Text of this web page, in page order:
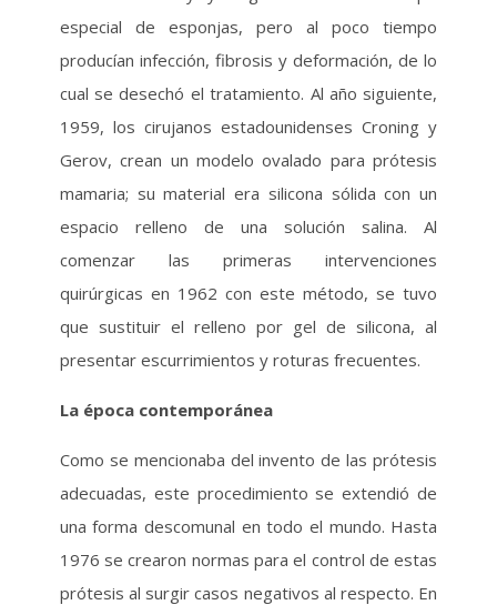
especial de esponjas, pero al poco tiempo
producían infección, fibrosis y deformación, de lo
cual se desechó el tratamiento. Al año siguiente,
1959, los cirujanos estadounidenses Croning y
Gerov, crean un modelo ovalado para prótesis
mamaria; su material era silicona sólida con un
espacio relleno de una solución salina. Al
comenzar las primeras intervenciones
quirúrgicas en 1962 con este método, se tuvo
que sustituir el relleno por gel de silicona, al
presentar escurrimientos y roturas frecuentes.
La época contemporánea
Como se mencionaba del invento de las prótesis
adecuadas, este procedimiento se extendió de
una forma descomunal en todo el mundo. Hasta
1976 se crearon normas para el control de estas
prótesis al surgir casos negativos al respecto. En